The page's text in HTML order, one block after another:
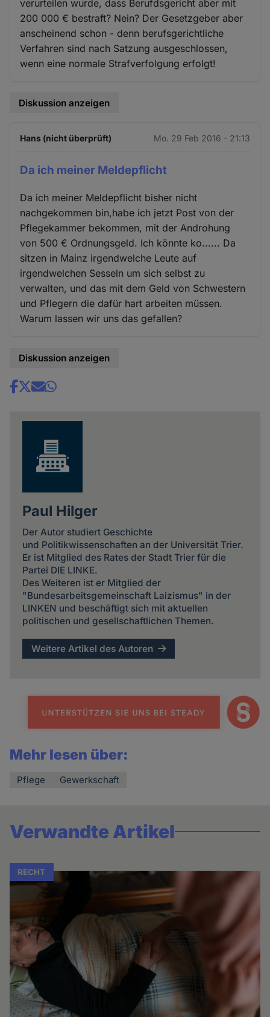
verurteilen wurde, dass Berufdsgericht aber mit
200 000 € bestraft? Nein? Der Gesetzgeber aber
anscheinend schon - denn berufsgerichtliche
Verfahren sind nach Satzung ausgeschlossen,
wenn eine normale Strafverfolgung erfolgt!
Diskussion anzeigen
Hans (nicht überprüft) Mo. 29 Feb 2016 - 21:13
Da ich meiner Meldepflicht
Da ich meiner Meldepflicht bisher nicht
nachgekommen bin,habe ich jetzt Post von der
Pflegekammer bekommen, mit der Androhung
von 500 € Ordnungsgeld. Ich könnte ko...... Da
sitzen in Mainz irgendwelche Leute auf
irgendwelchen Sesseln um sich selbst zu
verwalten, und das mit dem Geld von Schwestern
und Pflegern die dafür hart arbeiten müssen.
Warum lassen wir uns das gefallen?
Diskussion anzeigen
Share
Paul Hilger
Der Autor studiert Geschichte
und Politikwissenschaften an der Universität Trier.
Er ist Mitglied des Rates der Stadt Trier für die
Partei DIE LINKE.
Des Weiteren ist er Mitglied der
"Bundesarbeitsgemeinschaft Laizismus" in der
LINKEN und beschäftigt sich mit aktuellen
politischen und gesellschaftlichen Themen.
Weitere Artikel des Autoren
Mehr lesen über:
Pflege Gewerkschaft
Verwandte Artikel
RECHT